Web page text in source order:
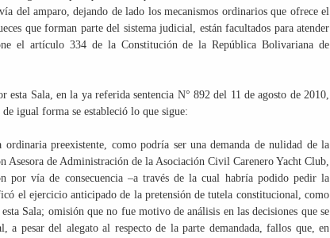
del amparo, dejando de lado los mecanismos ordinarios que ofrece el
que forman parte del sistema judicial, están facultados para atender
el artículo 334 de la Constitución de la República Bolivariana de
esta Sala, en la ya referida sentencia N° 892 del 11 de agosto de 2010,
igual forma se estableció lo que sigue:
preexistente, como podría ser una demanda de nulidad de la
Asesora de Administración de la Asociación Civil Carenero Yacht Club,
vía de consecuencia –a través de la cual habría podido pedir la
el ejercicio anticipado de la pretensión de tutela constitucional, como
Sala; omisión que no fue motivo de análisis en las decisiones que se
a pesar del alegato al respecto de la parte demandada, fallos que, en